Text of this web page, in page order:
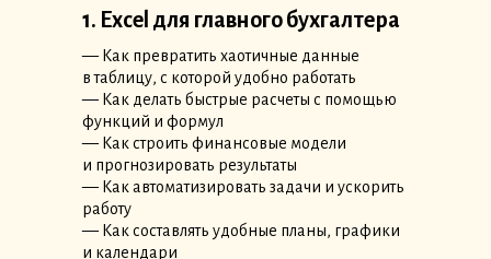
1. Excel для главного бухгалтера
— Как превратить хаотичные данные
в таблицу, с которой удобно работать
— Как делать быстрые расчеты с помощью
функций и формул
— Как строить финансовые модели
и прогнозировать результаты
— Как автоматизировать задачи и ускорить
работу
— Как составлять удобные планы, графики
и календари